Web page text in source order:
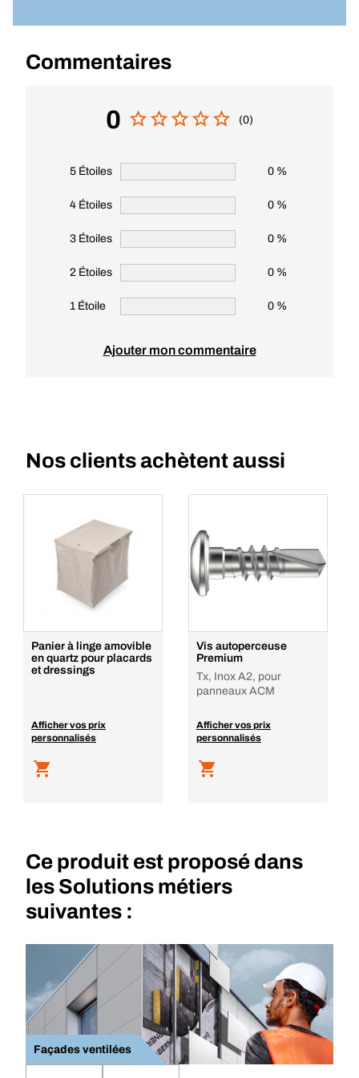
Commentaires
0 (0)
5 Étoiles 0 %
4 Étoiles 0 %
3 Étoiles 0 %
2 Étoiles 0 %
1 Étoile 0 %
Ajouter mon commentaire
Nos clients achètent aussi
Panier à linge amovible
en quartz pour placards
et dressings
Afficher vos prix
personnalisés
Vis autoperceuse
Premium
Tx, Inox A2, pour
panneaux ACM
Afficher vos prix
personnalisés
Ce produit est proposé dans
les Solutions métiers
suivantes :
Façades ventilées